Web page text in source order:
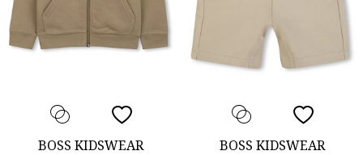
BOSS KIDSWEAR BOSS KIDSWEAR